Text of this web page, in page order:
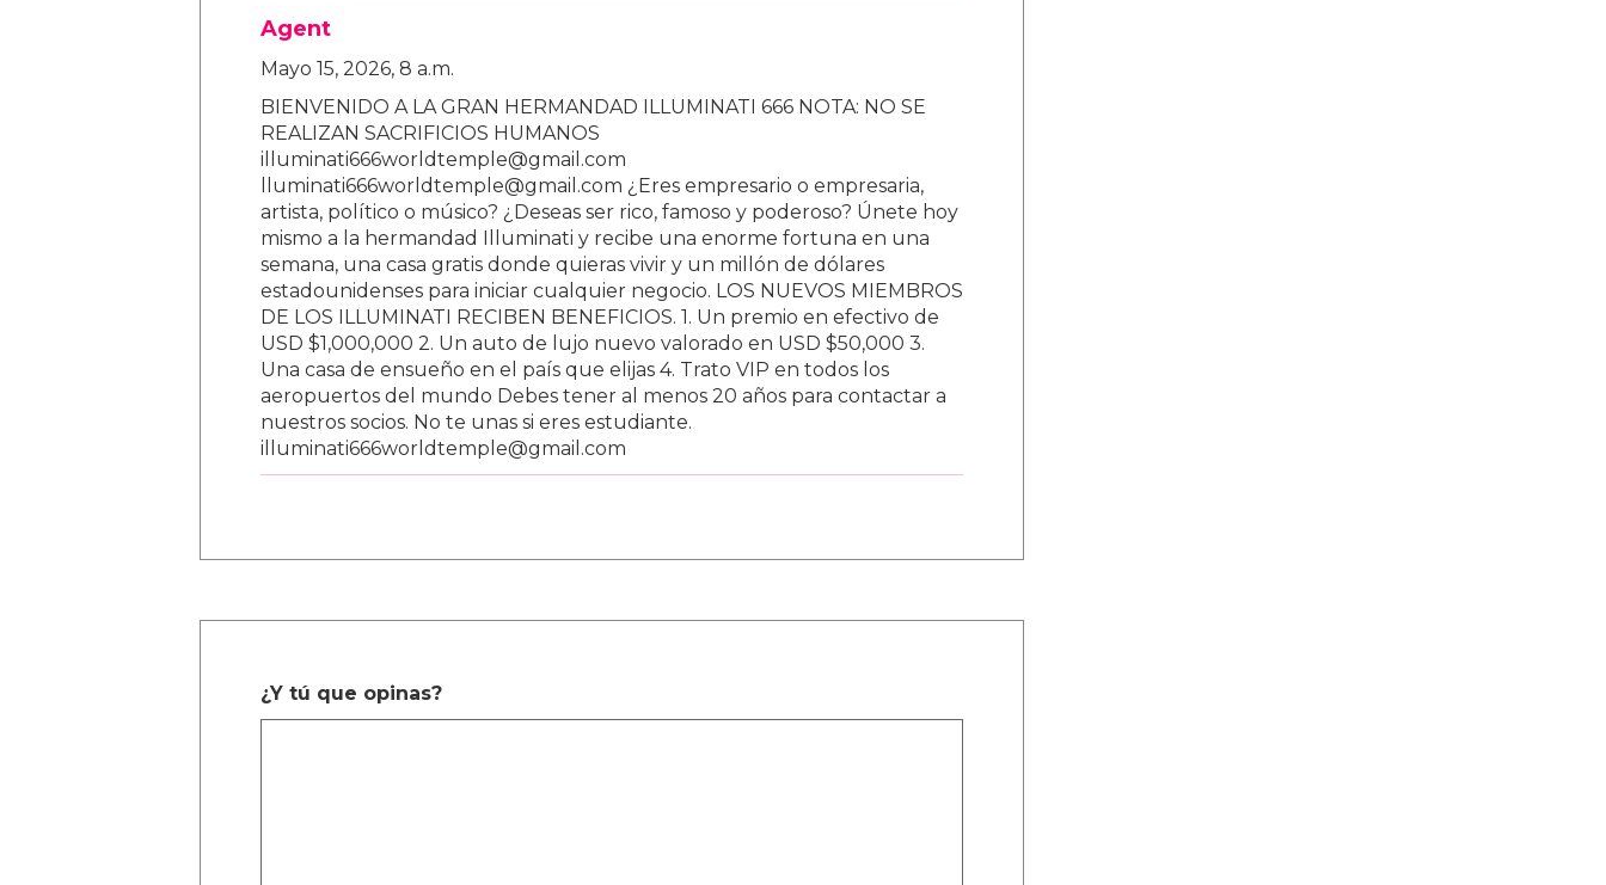
Agent
Mayo 15, 2026, 8 a.m.
BIENVENIDO A LA GRAN HERMANDAD ILLUMINATI 666 NOTA: NO SE
REALIZAN SACRIFICIOS HUMANOS
illuminati666worldtemple@gmail.com
lluminati666worldtemple@gmail.com ¿Eres empresario o empresaria,
artista, político o músico? ¿Deseas ser rico, famoso y poderoso? Únete hoy
mismo a la hermandad Illuminati y recibe una enorme fortuna en una
semana, una casa gratis donde quieras vivir y un millón de dólares
estadounidenses para iniciar cualquier negocio. LOS NUEVOS MIEMBROS
DE LOS ILLUMINATI RECIBEN BENEFICIOS. 1. Un premio en efectivo de
USD $1,000,000 2. Un auto de lujo nuevo valorado en USD $50,000 3.
Una casa de ensueño en el país que elijas 4. Trato VIP en todos los
aeropuertos del mundo Debes tener al menos 20 años para contactar a
nuestros socios. No te unas si eres estudiante.
illuminati666worldtemple@gmail.com
¿Y tú que opinas?